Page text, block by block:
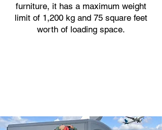
furniture, it has a maximum weight
limit of 1,200 kg and 75 square feet
worth of loading space.